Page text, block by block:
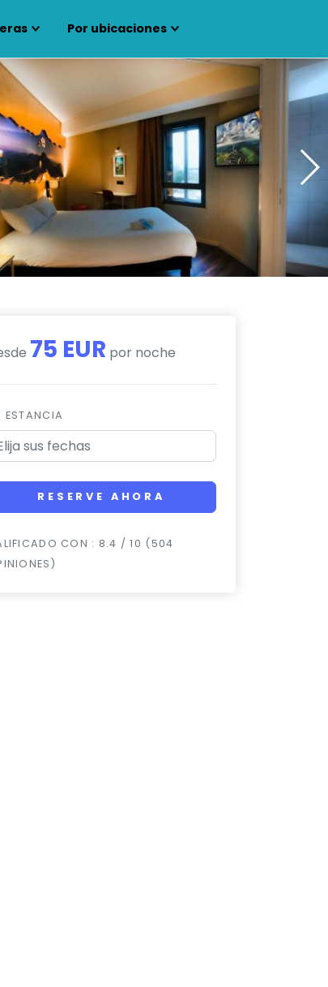
Por ubicaciones
75 EUR por noche
ESTANCIA
RESERVE AHORA
CON : 8.4 / 10 (504